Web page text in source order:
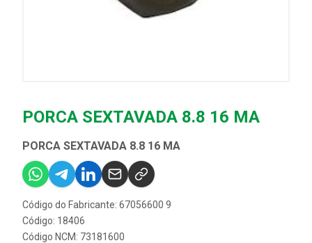
PORCA SEXTAVADA 8.8 16 MA
PORCA SEXTAVADA 8.8 16 MA
Código do Fabricante: 67056600 9
Código: 18406
Código NCM: 73181600